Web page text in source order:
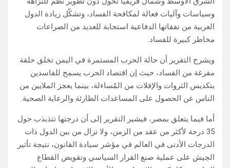
وسياسات وآليات فعالة لمكافحة الفساد، وتشكّل زيادة الدول
العربية من نفقاتها الدفاعية استجابة للعديد من الصراعات
مخاطر كبيرة للفساد.
ويشرح التقرير أن حالة الحرب المستمرة في اليمن تخلق حلقة
مفرغة من الفساد، حيث إن اقتصاد الحرب يسمح للفاسدين
بتكديس الثروات والإفلات من المُساءلة، بينما يعجز الملايين من
الناس عن الحصول على المساعدات الطارئة والرعاية الصحية.
أما فيما يتعلق بمصر، فيشير التقرير إلى أن درجتها تتذبذب حول
35 درجة لأكثر من عقد من الزمن، ولا تزال من بين الدول ذات
الدرجات الأدنى في العالم في مؤشر سيادة القانون، نتيجة تأثير
الجيش على عملية صنع القرار السياسي وتقويض القطاع